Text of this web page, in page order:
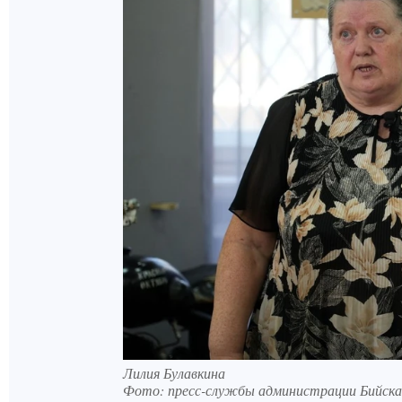
Лилия Булавкина
Фото: пресс-службы администрации